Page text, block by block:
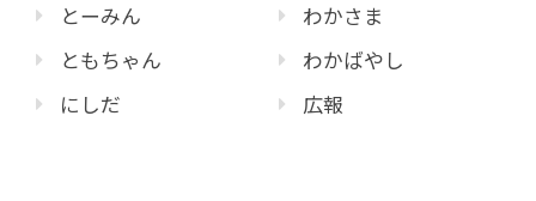
とーみん
ともちゃん
にしだ
わかさま
わかばやし
広報